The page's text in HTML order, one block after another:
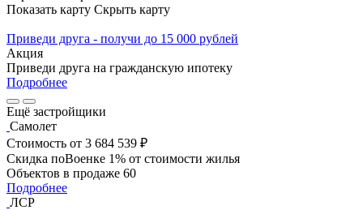
Показать карту Скрыть карту
Приведи друга - получи до 15 000 рублей
Акция
Приведи друга на гражданскую ипотеку
Подробнее
Ещё застройщики
Самолет
Стоимость от 3 684 539 ₽
Скидка поВоенке 1% от стоимости жилья
Объектов в продаже 60
Подробнее
ЛСР